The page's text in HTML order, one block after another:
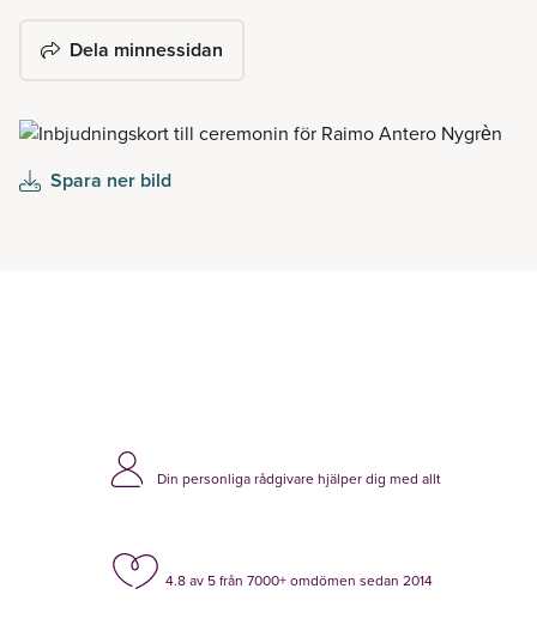
Dela minnessidan
Spara ner bild
Din personliga rådgivare hjälper dig med allt
4.8 av 5 från 7000+ omdömen sedan 2014